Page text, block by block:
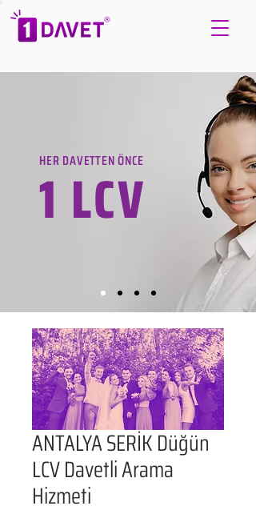
HER DAVETTEN ÖNCE
1 LCV
ANTALYA SERİK Düğün
LCV Davetli Arama
Hizmeti